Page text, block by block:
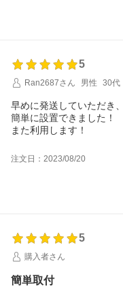
5
Ran2687さん
男性 30代
早めに発送していただき
簡単に設置できました！
また利用します！
注文日：2023/08/20
5
購入者さん
簡単取付